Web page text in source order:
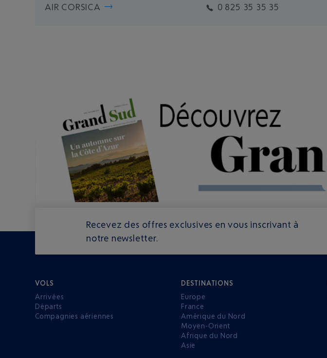
AIR CORSICA 0 825 35 35 35
Recevez des offres exclusives en vous inscrivant à
notre newsletter.
VOLS
Arrivées
Départs
Compagnies aériennes
DESTINATIONS
Europe
France
Amérique du Nord
Moyen-Orient
Afrique du Nord
Asie